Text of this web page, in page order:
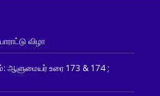
விழா
ஆளுமையர் உரை 173 & 174 ;